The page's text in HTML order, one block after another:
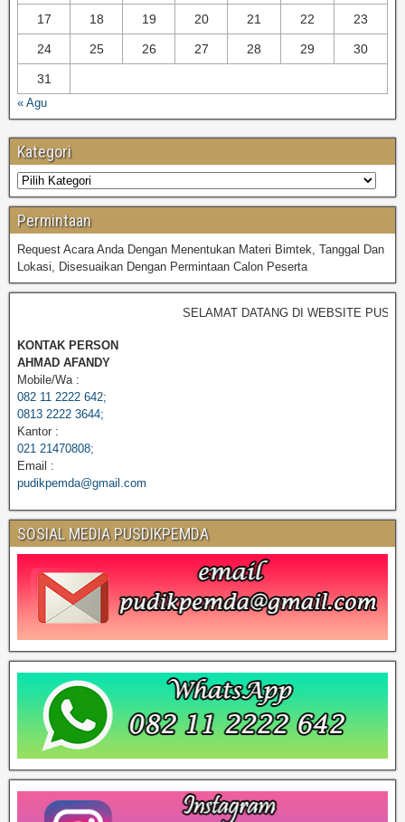
17 18 19 20 21 22 23
24 25 26 27 28 29 30
31
« Agu
Kategori
Permintaan
Request Acara Anda Dengan Menentukan Materi Bimtek, Tanggal Dan
Lokasi, Disesuaikan Dengan Permintaan Calon Peserta
SELAMAT DATANG DI WEBSITE
KONTAK PERSON
AHMAD AFANDY
Mobile/Wa :
082 11 2222 642;
0813 2222 3644;
Kantor :
021 21470808;
Email :
pudikpemda@gmail.com
SOSIAL MEDIA PUSDIKPEMDA